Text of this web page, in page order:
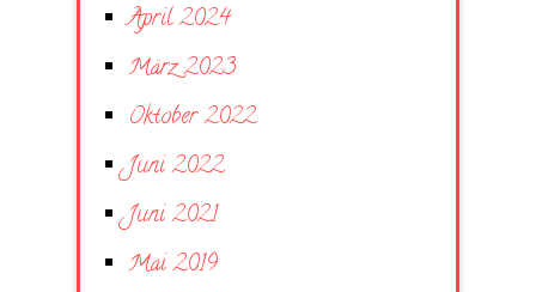
April 2024
März 2023
Oktober 2022
Juni 2022
Juni 2021
Mai 2019